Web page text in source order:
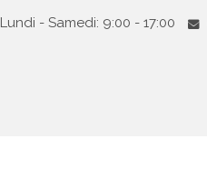
Lundi - Samedi: 9:00 - 17:00